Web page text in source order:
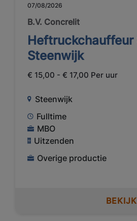
07/08/2026
B.V. Concrelit
Steenwijk
€ 15,00 - € 17,00 Per uur
Steenwijk
Fulltime
MBO
Uitzenden
Overige productie